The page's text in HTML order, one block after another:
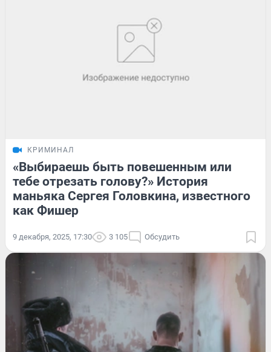
КРИМИНАЛ
«Выбираешь быть повешенным или
тебе отрезать голову?» История
маньяка Сергея Головкина, известного
как Фишер
9 декабря, 2025, 17:30 3 105 Обсудить